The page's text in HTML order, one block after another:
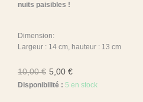
nuits paisibles !
Dimension:
Largeur : 14 cm, hauteur : 13 cm
10,00€ 5,00 €
Disponibilité : 5 en stock